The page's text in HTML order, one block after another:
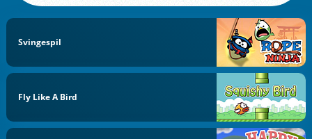
Svingespil
Fly Like A Bird